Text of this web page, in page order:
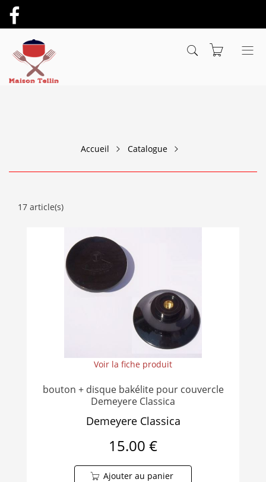
Accueil Catalogue
17 article(s)
Voir la fiche produit
bouton + disque bakélite pour couvercle
Demeyere Classica
Demeyere Classica
15.00 €
Ajouter au panier